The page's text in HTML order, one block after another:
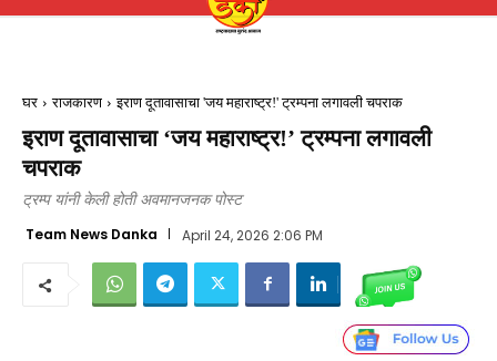
घर राजकारण इराण दूतावासाचा 'जय महाराष्ट्र!' ट्रम्पना लगावली चपराक
इराण दूतावासाचा ‘जय महाराष्ट्र!’ ट्रम्पना लगावली
चपराक
ट्रम्प यांनी केली होती अवमानजनक पोस्ट
Team News Danka April 24, 2026 2:06 PM